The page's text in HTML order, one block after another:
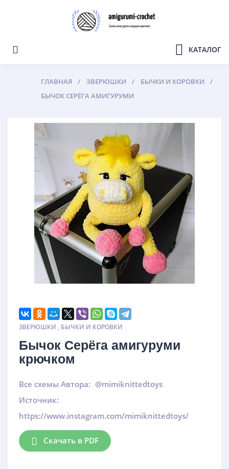
КАТАЛОГ
ГЛАВНАЯ ЗВЕРЮШКИ
БЫЧКИ И КОРОВКИ
БЫЧОК СЕРЁГА АМИГУРУМИ
ЗВЕРЮШКИ , БЫЧКИ И КОРОВКИ
Бычок Серёга амигуруми
крючком
Все схемы Автора: @mimiknittedtoys
Источник:
https://www.instagram.com/mimiknittedtoys/
Скачать в PDF